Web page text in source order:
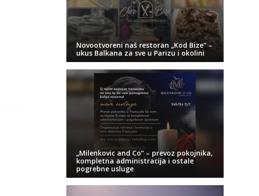
Novootvoreni naš restoran „Kod Bize“ –
ukus Balkana za sve u Parizu i okolini
„Milenkovic and Co“ – prevoz pokojnika,
kompletna administracija i ostale
pogrebne usluge